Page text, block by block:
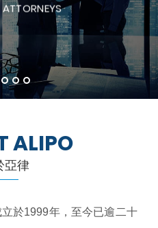
ALIPO
亞律
於1999年，至今已逾二十